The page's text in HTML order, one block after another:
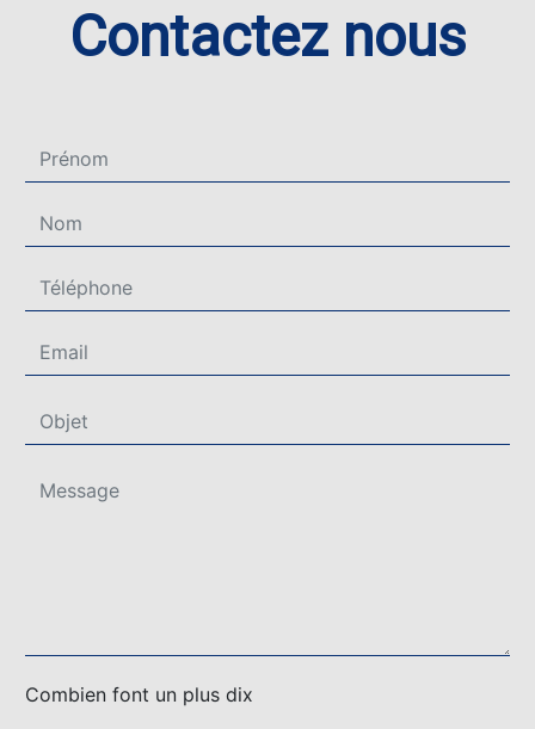
Contactez nous
Combien font un plus dix